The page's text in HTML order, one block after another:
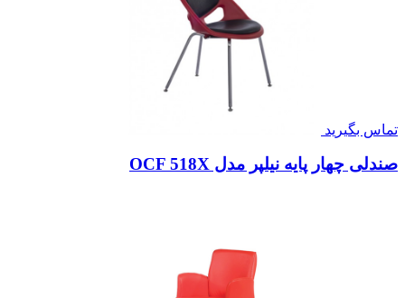
تماس بگیرید
صندلی چهار پایه نیلپر مدل OCF 518X